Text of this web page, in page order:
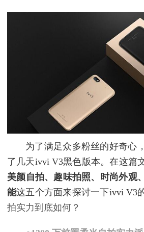
为了满足众多粉丝的好奇心
了几天ivvi V3黑色版本。在这篇
美颜自拍、趣味拍照、时尚外观
能这五个方面来探讨一下ivvi V3
拍实力到底如何？